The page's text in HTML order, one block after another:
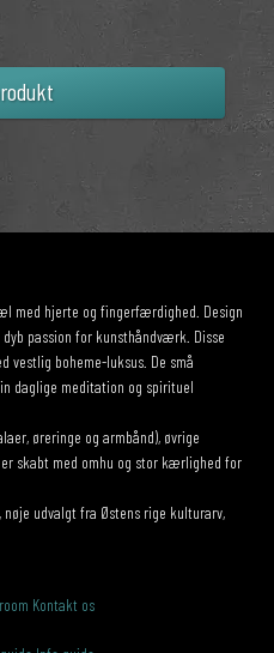
med hjerte og fingerfærdighed. Design
passion for kunsthåndværk. Disse
boheme-luksus. De små
daglige meditation og spirituel
øreringe og armbånd), øvrige
skabt med omhu og stor kærlighed for
udvalgt fra Østens rige kulturarv,
Kontakt os